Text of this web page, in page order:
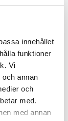
innehållet
funktioner
Vi
annan
och
med.
med annan
dig
social